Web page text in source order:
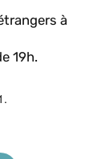
à
19h.